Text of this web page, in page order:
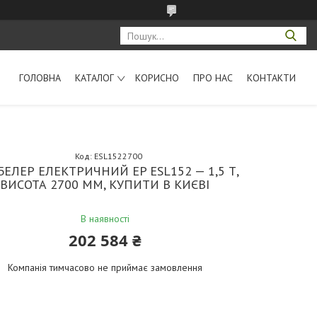
ГОЛОВНА КАТАЛОГ КОРИСНО ПРО НАС КОНТАКТИ
ЕЛЕКТРИЧНИЙ EP ESL152 — 1,5 Т,
ВИСОТА 2700 ММ, КУПИТИ В КИЄВІ
В наявності
Код: ESL1522700
202 584 ₴
Компанія тимчасово не приймає замовлення